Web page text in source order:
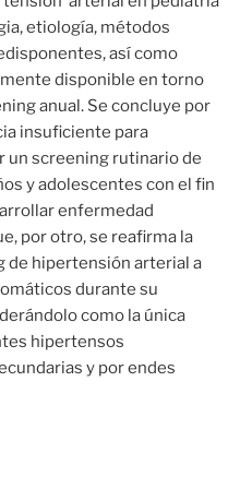
etiología, métodos
así como
disponible en torno
anual. Se concluye por
insuficiente para
un screening rutinario de
y adolescentes con el fin
enfermedad
por otro, se reafirma la
de hipertensión arterial a
durante su
como la única
hipertensos
y por endes